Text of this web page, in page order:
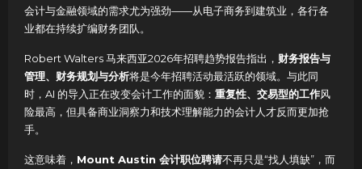
会计与金融领域的需求尤为强劲——从电子商务到建筑业，各行各
业都在持续扩编财务团队。
Robert Walters 马来西亚2026年招聘趋势报告指出， 财务报告与
管理、财务规划与分析将是今年招聘活动最活跃的领域。与此同
时，AI 的导入正在改变会计工作的面貌： 重复性、交易型的工作风
险最高，但具备商业洞察力和技术理解能力的会计人才反而更加抢
手。
这意味着， Mount Austin 会计职位聘请不再只是“找人填缺”，而